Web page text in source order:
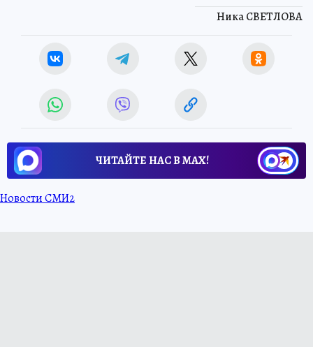
Ника СВЕТЛОВА
ЧИТАЙТЕ НАС В МАХ!
Новости СМИ2